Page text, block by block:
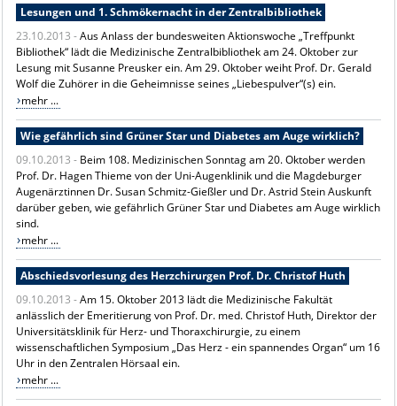
Lesungen und 1. Schmökernacht in der Zentralbibliothek
23.10.2013 -Aus Anlass der bundesweiten Aktionswoche „Treffpunkt
Bibliothek“ lädt die Medizinische Zentralbibliothek am 24. Oktober zur
Lesung mit Susanne Preusker ein. Am 29. Oktober weiht Prof. Dr. Gerald
Wolf die Zuhörer in die Geheimnisse seines „Liebespulver“(s) ein.
mehr ...
Wie gefährlich sind Grüner Star und Diabetes am Auge wirklich?
09.10.2013 - Beim 108. Medizinischen Sonntag am 20. Oktober werden
Prof. Dr. Hagen Thieme von der Uni-Augenklinik und die Magdeburger
Augenärztinnen Dr. Susan Schmitz-Gießler und Dr. Astrid Stein Auskunft
darüber geben, wie gefährlich Grüner Star und Diabetes am Auge wirklich
sind.
mehr ...
Abschiedsvorlesung des Herzchirurgen Prof. Dr. Christof Huth
09.10.2013 -Am 15. Oktober 2013 lädt die Medizinische Fakultät
anlässlich der Emeritierung von Prof. Dr. med. Christof Huth, Direktor der
Universitätsklinik für Herz- und Thoraxchirurgie, zu einem
wissenschaftlichen Symposium „Das Herz - ein spannendes Organ“ um 16
Uhr in den Zentralen Hörsaal ein.
mehr ...